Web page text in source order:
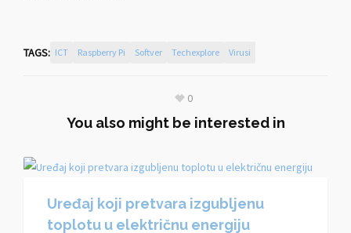
TAGS: ICT Raspberry Pi Softver Techexplore Virusi
0
You also might be interested in
Uređaj koji pretvara izgubljenu
toplotu u električnu energiju